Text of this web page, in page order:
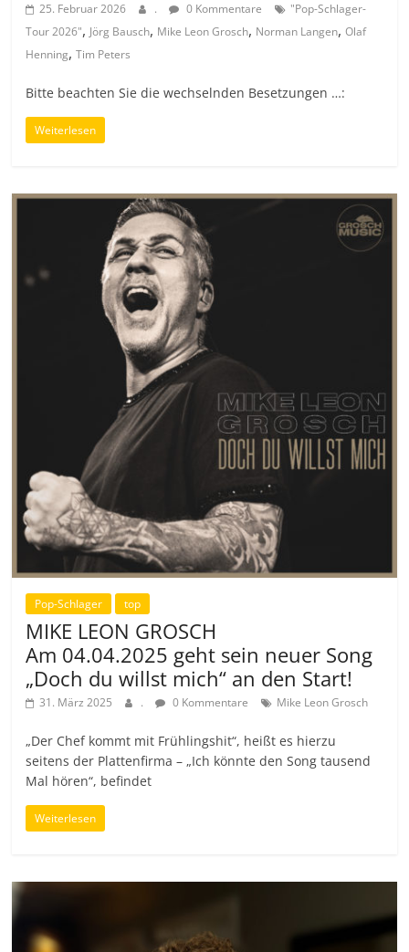
25. Februar 2026 . 0 Kommentare
"Pop-Schlager-
Tour 2026", Jörg Bausch, Mike Leon Grosch, Norman Langen,Olaf
Henning,Tim Peters
Bitte beachten Sie die wechselnden Besetzungen …:
Weiterlesen
Pop-Schlager top
MIKE LEON GROSCH
Am 04.04.2025 geht sein neuer Song
„Doch du willst mich“ an den Start!
31. März 2025 . 0 Kommentare Mike Leon Grosch
„Der Chef kommt mit Frühlingshit“, heißt es hierzu
seitens der Plattenfirma – „Ich könnte den Song tausend
Mal hören“, befindet
Weiterlesen